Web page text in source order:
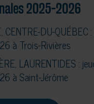
2025-2026
CENTRE-DU-QUÉBEC
à Trois-Rivières
LAURENTIDES :
à Saint-Jérôme